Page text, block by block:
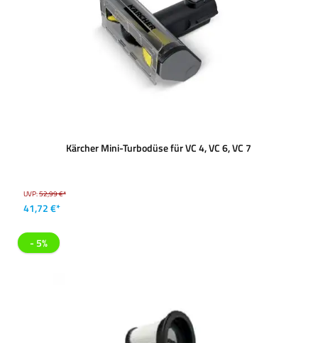
Kärcher Mini-Turbodüse für VC 4, VC 6, VC 7
UVP:52,99 €*
41,72 €*
- 5%